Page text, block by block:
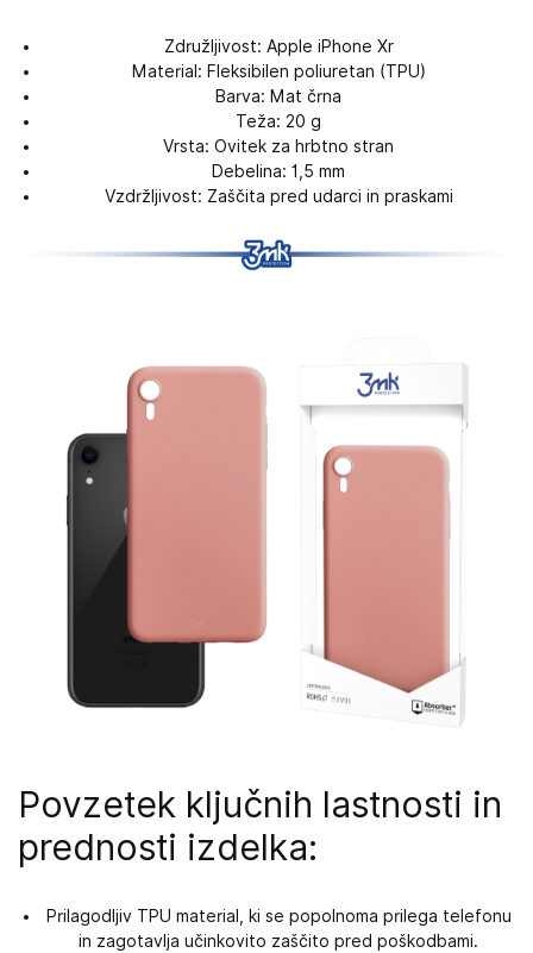
Združljivost: Apple iPhone Xr
Material: Fleksibilen poliuretan (TPU)
Barva: Mat črna
Teža: 20 g
Vrsta: Ovitek za hrbtno stran
Debelina: 1,5 mm
Vzdržljivost: Zaščita pred udarci in praskami
Povzetek ključnih lastnosti in
prednosti izdelka:
Prilagodljiv TPU material, ki se popolnoma prilega telefonu
in zagotavlja učinkovito zaščito pred poškodbami.